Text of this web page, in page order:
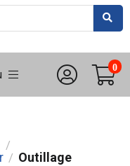
0
/
/ Outillage